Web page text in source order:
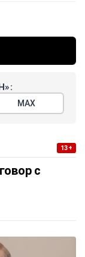
МАХ
13+
с